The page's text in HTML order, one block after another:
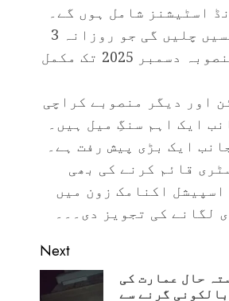
شرجیل میمن کے مطابق، ییلو لائن پر 268 بسیں چلیں گی جو روزانہ 3
لاکھ مسافروں کو سہولت فراہم کریں گی۔ منصوبہ دسمبر 2025 تک مکمل
اور دیگر منصوبے کراچی
ایک اہم سنگِ میل ہیں۔
ایک بڑی پیش رفت ہے۔
قائم کرنے کی بھی
اکنامک زون میں
لگانے کی تجویز دی۔۔۔
Next
حال عمارت کی
بالکونی گرنے سے